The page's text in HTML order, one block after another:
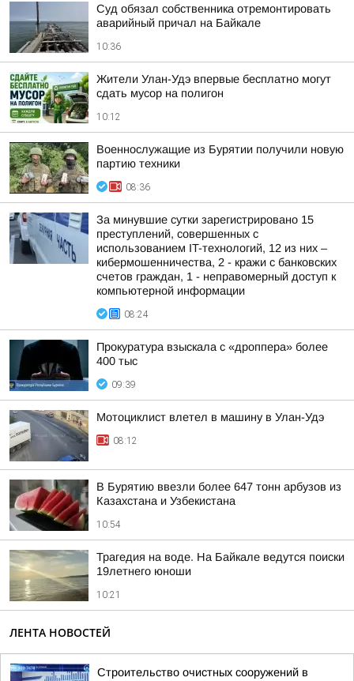
Суд обязал собственника отремонтировать
аварийный причал на Байкале
10:36
Жители Улан-Удэ впервые бесплатно могут
сдать мусор на полигон
10:12
Военнослужащие из Бурятии получили новую
партию техники
08:36
За минувшие сутки зарегистрировано 15
преступлений, совершенных с
использованием IT-технологий, 12 из них –
кибермошенничества, 2 - кражи с банковских
счетов граждан, 1 - неправомерный доступ к
компьютерной информации
08:24
Прокуратура взыскала с «дроппера» более
400 тыс
09:39
Мотоциклист влетел в машину в Улан-Удэ
08:12
В Бурятию ввезли более 647 тонн арбузов из
Казахстана и Узбекистана
10:54
Трагедия на воде. На Байкале ведутся поиски
19летнего юноши
10:21
ЛЕНТА НОВОСТЕЙ
Строительство очистных сооружений в